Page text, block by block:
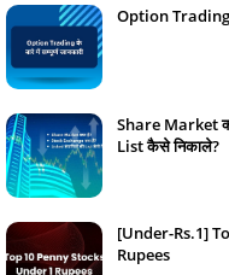
Option Trading
January 17,
Share Market
List कैसे निकाले?
January 13, 2024
[Under-Rs.1]
Rupees
February 07,